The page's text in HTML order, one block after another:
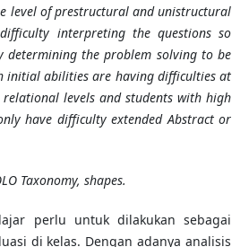
level of prestructural and unistructural
interpreting the questions so
determining the problem solving to be
initial abilities are having difficulties at
levels and students with high
have difficulty extended Abstract or
Taxonomy, shapes.
perlu untuk dilakukan sebagai
di kelas. Dengan adanya analisis